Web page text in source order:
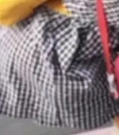
。 CIO面对的新
单上多了两项：
全地从PoC走
得上AI应用...
网站的深色主题
来表示——bool
默认模式、浅
无意义的组
null 了。要知道
文档、校验、或
的 enum，两个
得这是又一
个大厂都在
Varda 在 Twitte
发布了 Cloudfla
人，跟其他所
际上它不一
，我十年前的
它构建在 Cloudf
间搭建的平台
是我十年秘密
管的分
出了最新开源项
行 Cloudflare
守护进程。 设
独立的 SQLite
自己的 S3 兼容
存储库协调——
个对象自带一
构建，单个数据
：vivo夺
Z系列
等硬件成本暴
新机速度明显
参数规格除开
Fold8 Ultra / Z